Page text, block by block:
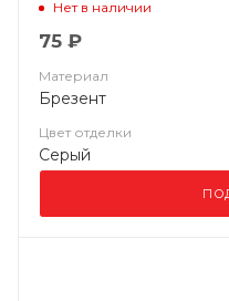
Нет в наличии
75 ₽
Материал
Брезент
Цвет отделки
Серый